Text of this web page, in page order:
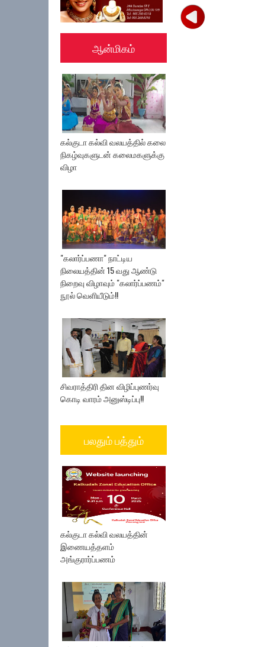
ஆன்மிகம்
கல்குடா கல்வி வலயத்தில் கலை
நிகழ்வுகளுடன் கலைமகளுக்கு
விழா
"கலார்ப்பணா" நாட்டிய
நிலையத்தின் 15 வது ஆண்டு
நிறைவு விழாவும் "கலார்ப்பணம்"
நூல் வெளியீடும்!!
சிவராத்திரி தின விழிப்புணர்வு
கொடி வாரம் அனுஸ்டிப்பு!!
பலதும் பத்தும்
கல்குடா கல்வி வலயத்தின்
இணையத்தளம்
அங்குரார்ப்பணம்